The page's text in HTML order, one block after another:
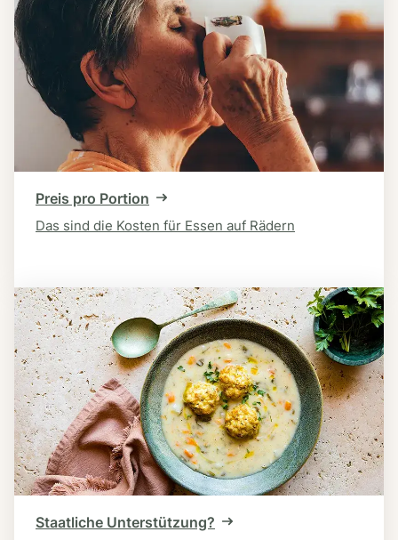
Preis pro Portion
Das sind die Kosten für Essen auf Rädern
Staatliche Unterstützung?